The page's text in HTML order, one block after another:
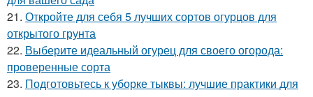
21. Откройте для себя 5 лучших сортов огурцов для
открытого грунта
22. Выберите идеальный огурец для своего огорода:
проверенные сорта
23. Подготовьтесь к уборке тыквы: лучшие практики для